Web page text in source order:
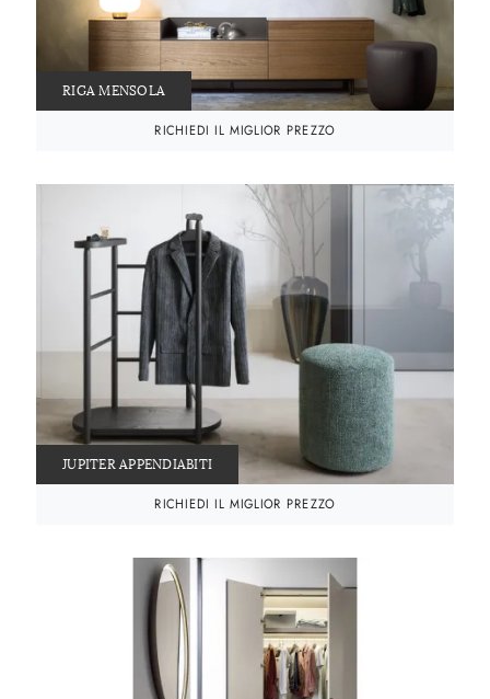
RIGA MENSOLA
RICHIEDI IL MIGLIOR PREZZO
JUPITER APPENDIABITI
RICHIEDI IL MIGLIOR PREZZO